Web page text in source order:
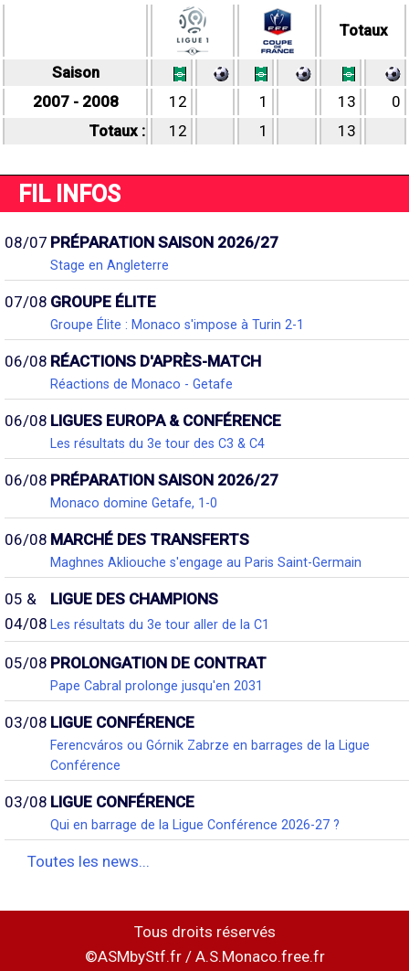
Totaux
Saison
2007 - 2008
12 1 13
0
Totaux :
12 1 13
FIL INFOS
08/07 PRÉPARATION SAISON 2026/27
Stage en Angleterre
07/08 GROUPE ÉLITE
Groupe Élite : Monaco s'impose à Turin 2-1
06/08 RÉACTIONS D'APRÈS-MATCH
Réactions de Monaco - Getafe
06/08 LIGUES EUROPA & CONFÉRENCE
Les résultats du 3e tour des C3 & C4
06/08 PRÉPARATION SAISON 2026/27
Monaco domine Getafe, 1-0
06/08 MARCHÉ DES TRANSFERTS
Maghnes Akliouche s'engage au Paris Saint-Germain
05 &
04/08
LIGUE DES CHAMPIONS
Les résultats du 3e tour aller de la C1
05/08 PROLONGATION DE CONTRAT
Pape Cabral prolonge jusqu'en 2031
03/08 LIGUE CONFÉRENCE
Ferencváros ou Górnik Zabrze en barrages de la Ligue
Conférence
03/08 LIGUE CONFÉRENCE
Qui en barrage de la Ligue Conférence 2026-27 ?
Toutes les news...
Tous droits réservés
©ASMbyStf.fr / A.S.Monaco.free.fr